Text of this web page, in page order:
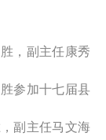
，副主任康秀
参加十七届县
副主任马文海